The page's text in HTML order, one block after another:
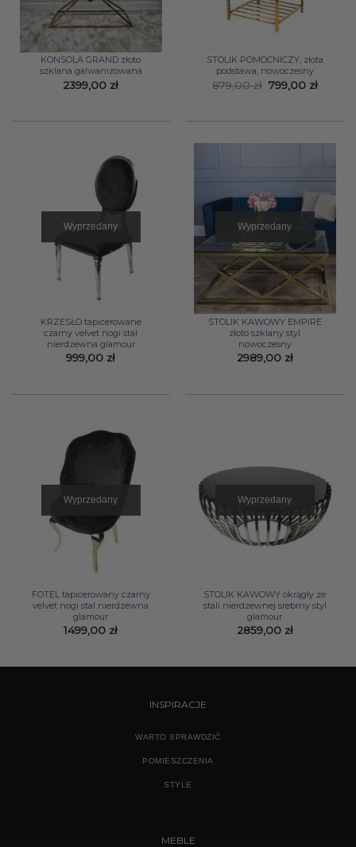
KONSOLA GRAND złoto
szklana galwanizowana
2399,00 zł
STOLIK POMOCNICZY, złota
podstawa, nowoczesny
879,00zł Pierwotna
cena
799,00 zł
Wyprzedany
KRZESŁO tapicerowane
czarny velvet nogi stal
nierdzewna glamour
999,00 zł
Wyprzedany
STOLIK KAWOWY EMPIRE
złoto szklany styl
nowoczesny
2989,00 zł
Wyprzedany
FOTEL tapicerowany czarny
velvet nogi stal nierdzewna
glamour
1499,00 zł
Wyprzedany
STOLIK KAWOWY okrągły ze
stali nierdzewnej srebrny styl
glamour
2859,00 zł
INSPIRACJE
WARTO SPRAWDZIĆ
POMIESZCZENIA
STYLE
MEBLE